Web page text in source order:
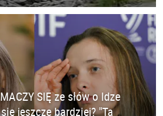
SIĘ ze słów o Idze
jeszcze bardziej? "Ta